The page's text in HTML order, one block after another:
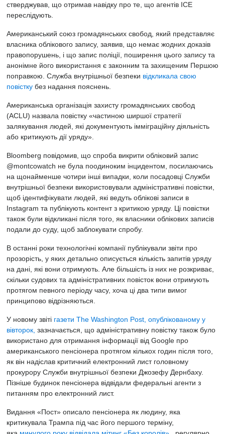
стверджував, що отримав навідку про те, що агентів ICE
переслідують.
Американський союз громадянських свобод, який представляє
власника облікового запису, заявив, що немає жодних доказів
правопорушень, і що запис поліції, поширення цього запису та
анонімне його використання є законним та захищеним Першою
поправкою. Служба внутрішньої безпеки відкликала свою
повістку без надання пояснень.
Американська організація захисту громадянських свобод
(ACLU) назвала повістку «частиною ширшої стратегії
залякування людей, які документують імміграційну діяльність
або критикують дії уряду».
Bloomberg повідомив, що спроба викрити обліковий запис
@montcowatch не була поодиноким інцидентом, посилаючись
на щонайменше чотири інші випадки, коли посадовці Служби
внутрішньої безпеки використовували адміністративні повістки,
щоб ідентифікувати людей, які ведуть облікові записи в
Instagram та публікують контент з критикою уряду. Ці повістки
також були відкликані після того, як власники облікових записів
подали до суду, щоб заблокувати спробу.
В останні роки технологічні компанії публікували звіти про
прозорість, у яких детально описується кількість запитів уряду
на дані, які вони отримують. Але більшість із них не розкриває,
скільки судових та адміністративних повісток вони отримують
протягом певного періоду часу, хоча ці два типи вимог
принципово відрізняються.
У новому звіті газети The Washington Post, опублікованому у
вівторок, зазначається, що адміністративну повістку також було
використано для отримання інформації від Google про
американського пенсіонера протягом кількох годин після того,
як він надіслав критичний електронний лист головному
прокурору Служби внутрішньої безпеки Джозефу Дернбаху.
Пізніше будинок пенсіонера відвідали федеральні агенти з
питанням про електронний лист.
Видання «Пост» описало пенсіонера як людину, яка
критикувала Трампа під час його першого терміну,